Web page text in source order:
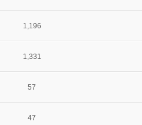
1,196
1,331
57
47